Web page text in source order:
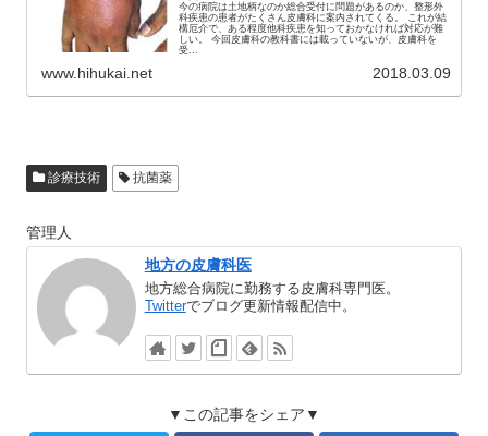
今の病院は土地柄なのか総合受付に問題があるのか、整形外
科疾患の患者がたくさん皮膚科に案内されてくる。 これが結
構厄介で、ある程度他科疾患を知っておかなければ対応が難
しい。 今回皮膚科の教科書には載っていないが、皮膚科を
受...
www.hihukai.net 2018.03.09
診療技術 抗菌薬
管理人
地方の皮膚科医
地方総合病院に勤務する皮膚科専門医。
Twitterでブログ更新情報配信中。
▼この記事をシェア▼